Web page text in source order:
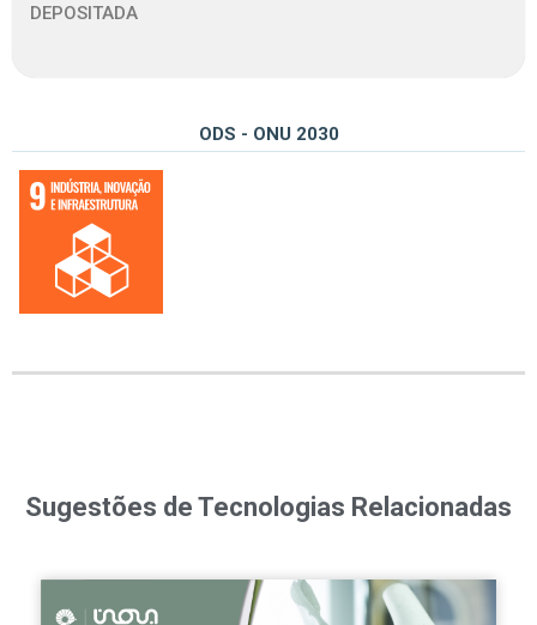
DEPOSITADA
ODS - ONU 2030
Sugestões de Tecnologias Relacionadas